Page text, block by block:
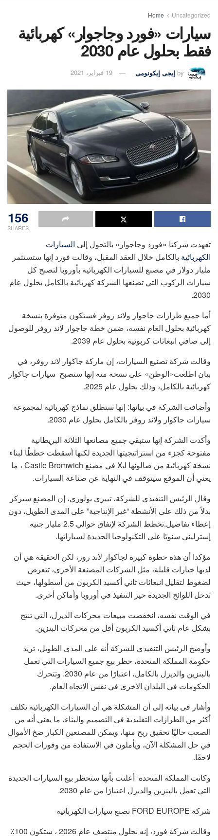
Home Uncategorized
سيارات «فورد وجاجوار» كهربائية
فقط بحلول عام 2030
by إيجى إيكونومى 19 فبراير، 2021
156
SHARES
تعهدت شركتا «فورد وجاجوار» بالتحول إلى السيارات
الكهربائية بالكامل خلال العقد المقبل، وقالت فورد إنها ستستثمر
مليار دولار في مصنع للسيارات الكهربائية بأوروبا لتصبح كل
سيارات الركوب التي تصنعها الشركة كهربائية بالكامل بحلول عام
2030.
أما جميع طرازات جاجوار ولاند روفر فستكون متوفرة بنسخة
كهربائية بحلول العام نفسه، ضمن خطة جاجوار لاند روفر للوصول
إلى صافي انبعاثات كربونية بحلول عام 2039.
وقالت شركة تصنيع السيارات، إن ماركة جاكوار لاند روفر، في
بيان اطلعت«الوطن» على نسخة منه إنها ستصبح سيارات جاكوار
كهربائية بالكامل، وذلك بحلول عام 2025.
وأضافت الشركة في بيانها: إنها ستطلق نماذج كهربائية لمجموعة
سيارات جاكوار ولاند روفر بالكامل بحلول عام 2030.
وأكدت الشركة إنها ستبقي جميع مصانعها الثلاثة البريطانية
مفتوحة كجزء من استراتيجيتها الجديدة لكنها أسقطت خططًا لبناء
نسخة كهربائية من صالونها XJ في مصنع Castle Bromwich ، ما
يعني أن الموقع سيتوقف في النهاية عن صناعة السيارات.
وقال الرئيس التنفيذي للشركة، تييري بولوري، إن المصنع سيركز
بدلاً من ذلك على الأنشطة “غير الإنتاجية” على المدى الطويل، دون
إعطاء تفاصيل.تخطط الشركة لإنفاق حوالي 2.5 مليار جنيه
إسترليني سنويًا على التكنولوجيا الجديدة لسياراتها.
مؤكدا أن هذه خطوة كبيرة لجاكوار لاند رور، لكن الحقيقة هي أن
لديها خيارات قليلة، مثل الشركات المصنعة الأخرى، تتعرض
لضغوط لتقليل انبعاثات ثاني أكسيد الكربون من أسطولها، حيث
تدخل اللوائح الجديدة حيز التنفيذ في أوروبا وأماكن أخرى.
في الوقت نفسه، انخفضت مبيعات محركات الديزل، التي تنتج
بشكل عام ثاني أكسيد الكربون أقل من محركات البنزين.
وأوضح الرئيس التنفيذي للشركة أنه على المدى الطويل، تريد
حكومة المملكة المتحدة، حظر بيع جميع السيارات التي تعمل
بالبنزين والديزل بالكامل، اعتبارًا من عام 2030. وتتحرك
الحكومات في البلدان الأخرى في نفس الاتجاه العام.
وأشار فى بيانه إلى أن المشكلة هي أن السيارات الكهربائية تكلف
أكثر من الطرازات التقليدية في التصميم والبناء، ما يعني أنه من
الصعب حاليًا تحقيق ربح منها، ويمكن للمصنعين الكبار ضخ الأموال
في حل المشكلة الآن، ويأملون في الاستفادة من وفورات الحجم
لاحقًا.
وكانت المملكة المتحدة أعلنت بأنها ستحظر بيع السيارات الجديدة
التي تعمل بالبنزين والديزل اعتبارًا من عام 2030.
شركة FORD EUROPE تصنع سيارات الكهربائية
وقالت شركة فورد، إنه بحلول منتصف عام 2026 ، ستكون 100٪